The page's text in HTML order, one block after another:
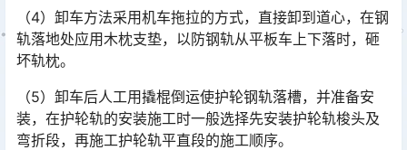
（4）卸车方法采用机车拖拉的方式，直接卸到道心，在钢
轨落地处应用木枕支垫，以防钢轨从平板车上下落时，砸
坏轨枕。
（5）卸车后人工用撬棍倒运使护轮钢轨落槽，并准备安
装，在护轮轨的安装施工时一般选择先安装护轮轨梭头及
弯折段，再施工护轮轨平直段的施工顺序。